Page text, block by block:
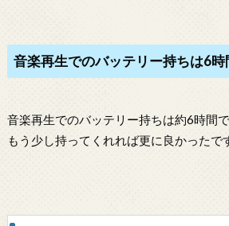
音楽再生でのバッテリー持ちは6時
音楽再生でのバッテリー持ちは約6時間
もう少し持ってくれれば更に良かったで